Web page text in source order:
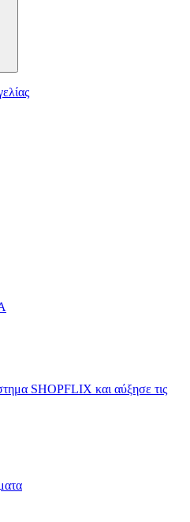
SHOPFLIX και αύξησε τις